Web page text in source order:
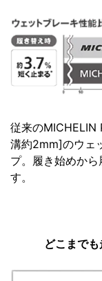
従来のMICHELIN
溝約2mm]のウェ
プ。履き始めか
す。
どこまで